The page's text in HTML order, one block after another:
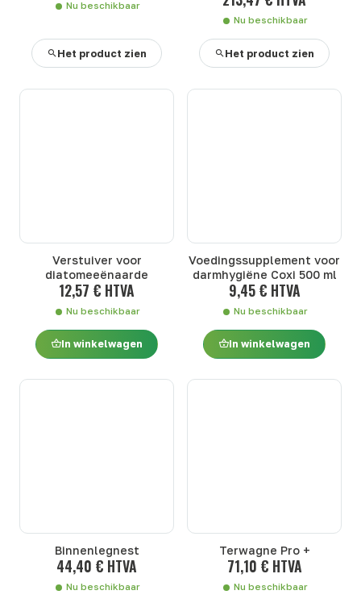
Nu beschikbaar
Het product zien
Nu beschikbaar
Het product zien
Verstuiver voor
diatomeeënaarde
12,57 € HTVA
Nu beschikbaar
In winkelwagen
Voedingssupplement voor
darmhygiëne Coxi 500 ml
9,45 € HTVA
Nu beschikbaar
In winkelwagen
Binnenlegnest
44,40 € HTVA
Nu beschikbaar
Terwagne Pro +
71,10 € HTVA
Nu beschikbaar